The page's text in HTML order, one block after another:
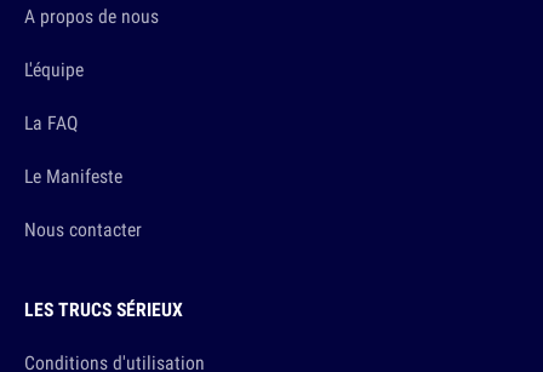
A propos de nous
L'équipe
La FAQ
Le Manifeste
Nous contacter
LES TRUCS SÉRIEUX
Conditions d'utilisation